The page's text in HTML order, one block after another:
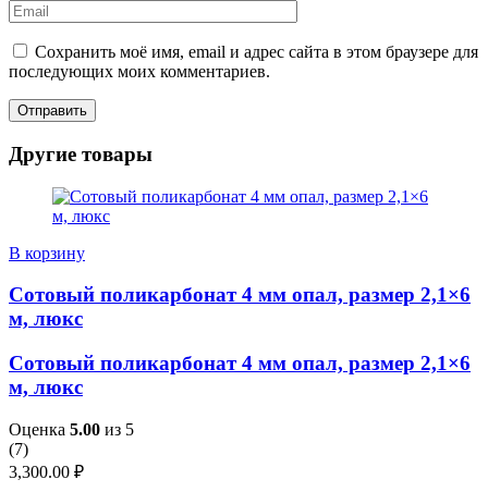
Сохранить моё имя, email и адрес сайта в этом браузере для
последующих моих комментариев.
Другие товары
В корзину
Сотовый поликарбонат 4 мм опал, размер 2,1×6
м, люкс
Сотовый поликарбонат 4 мм опал, размер 2,1×6
м, люкс
Оценка 5.00 из 5
(7)
3,300.00 ₽